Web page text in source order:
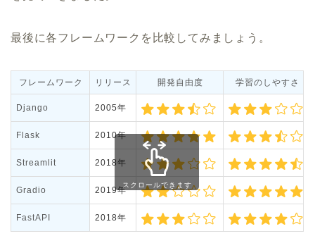
最後に各フレームワークを比較してみましょう。
フレームワーク リリース 開発自由度 学習のしやすさ
Django 2005年
Flask 2010年
Streamlit 2018年
Gradio 2019年
FastAPI 2018年